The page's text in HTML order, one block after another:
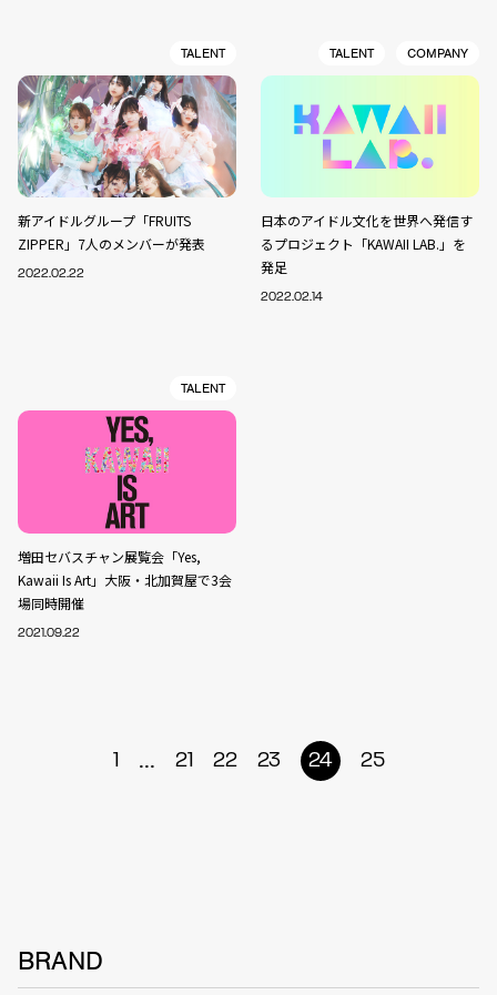
TALENT
新アイドルグループ「FRUITS
ZIPPER」7人のメンバーが発表
2022.02.22
TALENT COMPANY
日本のアイドル文化を世界へ発信す
るプロジェクト「KAWAII LAB.」を
発足
2022.02.14
TALENT
増田セバスチャン展覧会「Yes,
Kawaii Is Art」大阪・北加賀屋で3会
場同時開催
2021.09.22
1 ... 21 22 23 24 25
BRAND